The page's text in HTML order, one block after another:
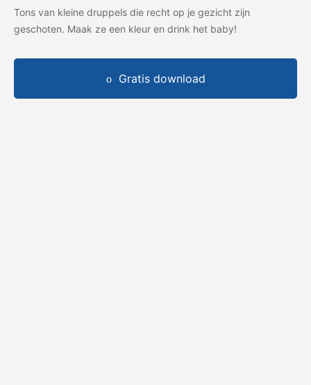
Tons van kleine druppels die recht op je gezicht zijn
geschoten. Maak ze een kleur en drink het baby!
Gratis download